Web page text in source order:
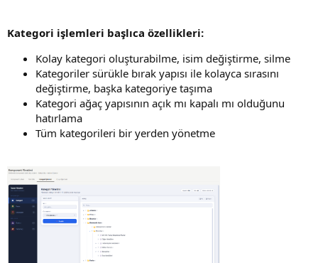
Kategori işlemleri başlıca özellikleri:
Kolay kategori oluşturabilme, isim değiştirme, silme
Kategoriler sürükle bırak yapısı ile kolayca sırasını
değiştirme, başka kategoriye taşıma
Kategori ağaç yapısının açık mı kapalı mı olduğunu
hatırlama
Tüm kategorileri bir yerden yönetme